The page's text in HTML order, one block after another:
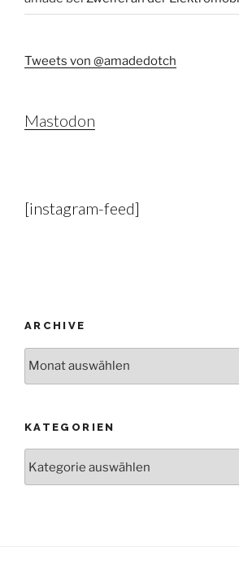
Tweets von @amadedotch
Mastodon
[instagram-feed]
ARCHIVE
KATEGORIEN